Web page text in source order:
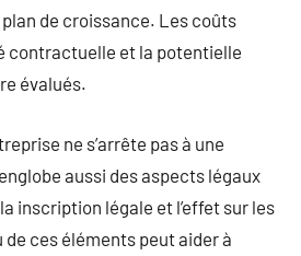
plan de croissance. Les coûts
contractuelle et la potentielle
évalués.
ne s’arrête pas à une
aussi des aspects légaux
inscription légale et l’effet sur les
ces éléments peut aider à